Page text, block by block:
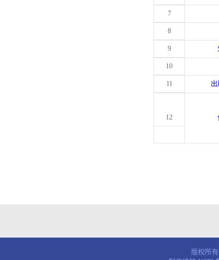
7
8
9
10
11
12
版权所